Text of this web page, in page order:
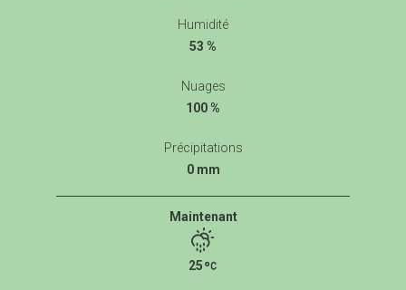
Humidité
53 %
Nuages
100 %
Précipitations
0 mm
Maintenant
25